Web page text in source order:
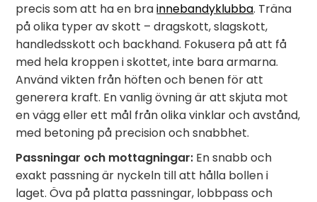
precis som att ha en brainnebandyklubba. Träna
på olika typer av skott – dragskott, slagskott,
handledsskott och backhand. Fokusera på att få
med hela kroppen i skottet, inte bara armarna.
Använd vikten från höften och benen för att
generera kraft. En vanlig övning är att skjuta mot
en vägg eller ett mål från olika vinklar och avstånd,
med betoning på precision och snabbhet.
Passningar och mottagningar: En snabb och
exakt passning är nyckeln till att hålla bollen i
laget. Öva på platta passningar, lobbpass och